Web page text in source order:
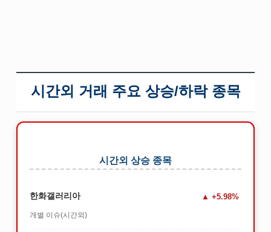
시간외 거래 주요 상승/하락 종목
시간외 상승 종목
한화갤러리아
개별 이슈(시간외)
+5.98%